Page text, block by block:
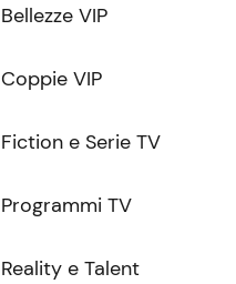
Bellezze VIP
Coppie VIP
Fiction e Serie TV
Programmi TV
Reality e Talent